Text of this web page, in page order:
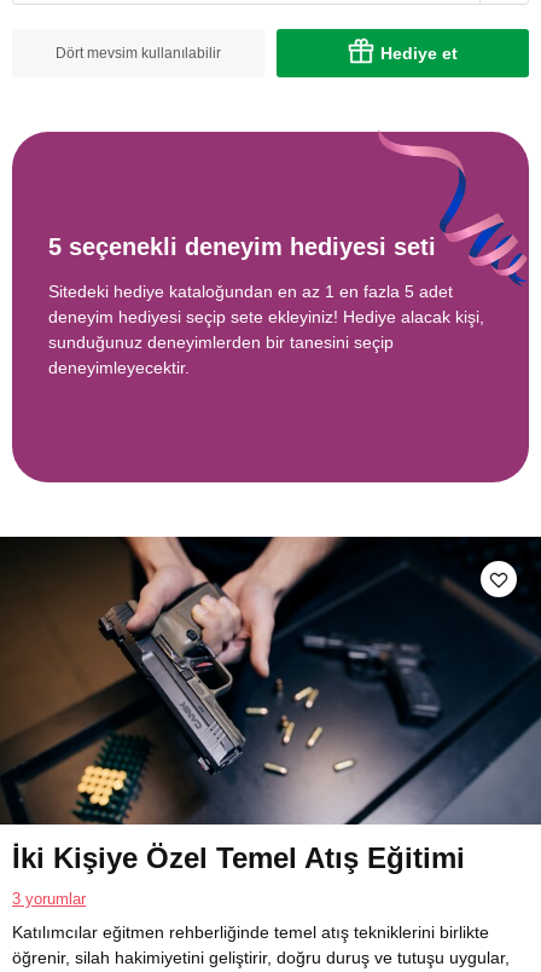
Dört mevsim kullanılabilir Hediye et
5 seçenekli deneyim hediyesi seti
Sitedeki hediye kataloğundan en az 1 en fazla 5 adet
deneyim hediyesi seçip sete ekleyiniz! Hediye alacak kişi,
sunduğunuz deneyimlerden bir tanesini seçip
deneyimleyecektir.
İki Kişiye Özel Temel Atış Eğitimi
3 yorumlar
Katılımcılar eğitmen rehberliğinde temel atış tekniklerini birlikte
öğrenir, silah hakimiyetini geliştirir, doğru duruş ve tutuşu uygular,